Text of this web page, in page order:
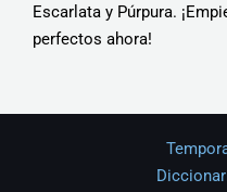
Escarlata y Púrpura.
perfectos ahora!